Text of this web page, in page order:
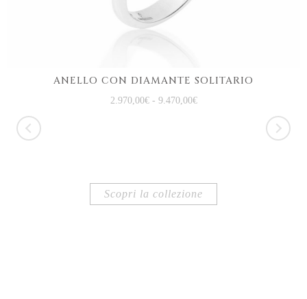
ANELLO CON DIAMANTE SOLITARIO
2.970,00€ - 9.470,00€
Scopri la collezione